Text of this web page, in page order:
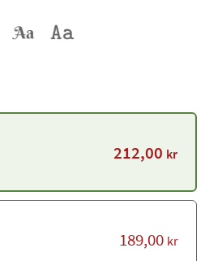
212,00 kr
189,00 kr